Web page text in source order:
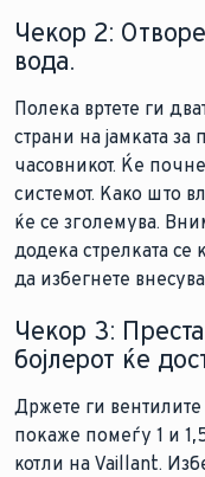
Чекор 2:
вода.
Полека вртете ги
страни на јамката
часовникот. Ќе
системот. Како што
ќе се зголемува.
додека стрелката се
да избегнете
Чекор 3:
бојлерот ќе
Држете ги
покаже помеѓу 1 и
котли на Vaillant.